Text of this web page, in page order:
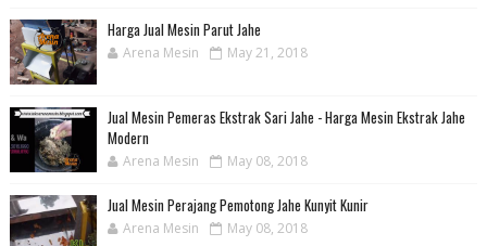
Harga Jual Mesin Parut Jahe
Arena Mesin May 21, 2018
Jual Mesin Pemeras Ekstrak Sari Jahe - Harga Mesin Ekstrak Jahe
Modern
Arena Mesin May 08, 2018
Jual Mesin Perajang Pemotong Jahe Kunyit Kunir
Arena Mesin May 08, 2018